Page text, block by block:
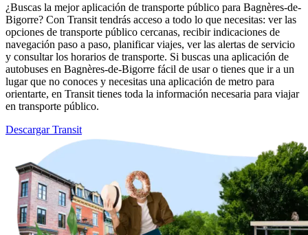
¿Buscas la mejor aplicación de transporte público para Bagnères-de-
Bigorre? Con Transit tendrás acceso a todo lo que necesitas: ver las
opciones de transporte público cercanas, recibir indicaciones de
navegación paso a paso, planificar viajes, ver las alertas de servicio
y consultar los horarios de transporte. Si buscas una aplicación de
autobuses en Bagnères-de-Bigorre fácil de usar o tienes que ir a un
lugar que no conoces y necesitas una aplicación de metro para
orientarte, en Transit tienes toda la información necesaria para viajar
en transporte público.
Descargar Transit